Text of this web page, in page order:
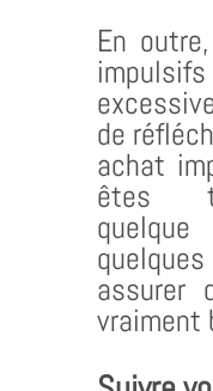
En
de
achat
êtes
assurer
vraiment